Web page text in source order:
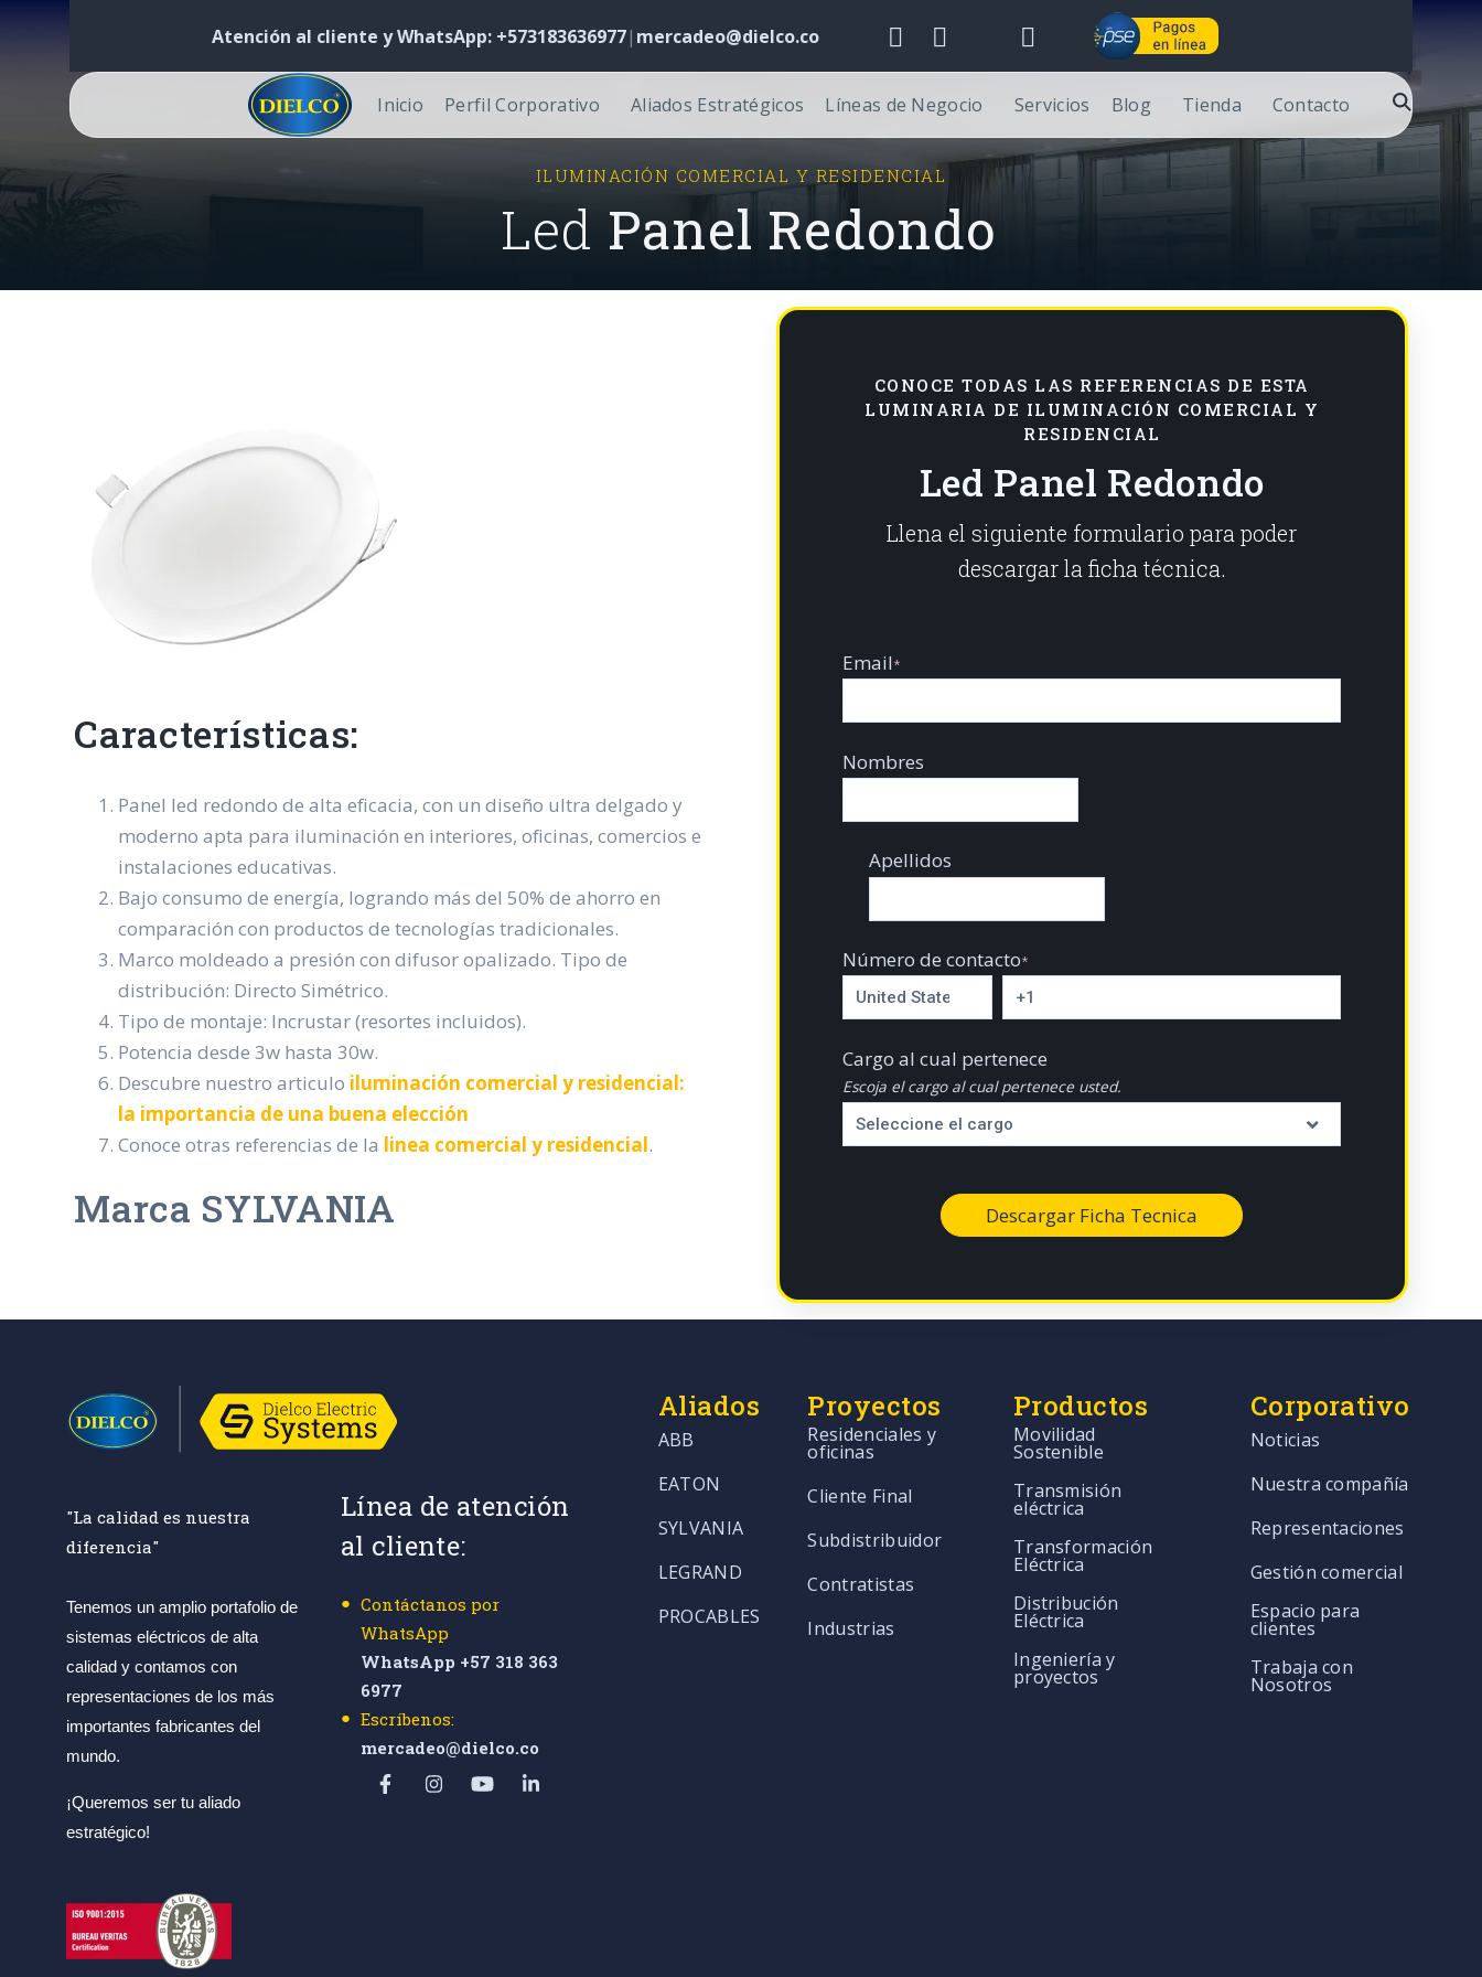
Atención al cliente y WhatsApp: +573183636977| mercadeo@dielco.co
Inicio Perfil Corporativo Aliados Estratégicos Líneas de Negocio Servicios Blog Tienda Contacto
ILUMINACIÓN COMERCIAL Y RESIDENCIAL
Led Panel Redondo
Características:
Panel led redondo de alta eficacia, con un diseño ultra delgado y
moderno apta para iluminación en interiores, oficinas, comercios e
instalaciones educativas.
Bajo consumo de energía, logrando más del 50% de ahorro en
comparación con productos de tecnologías tradicionales.
Marco moldeado a presión con difusor opalizado. Tipo de
distribución: Directo Simétrico.
Tipo de montaje: Incrustar (resortes incluidos).
Potencia desde 3w hasta 30w.
Descubre nuestro articulo iluminación comercial y residencial:
la importancia de una buena elección
Conoce otras referencias de la linea comercial y residencial.
Marca SYLVANIA
CONOCE TODAS LAS REFERENCIAS DE ESTA
LUMINARIA DE ILUMINACIÓN COMERCIAL Y
RESIDENCIAL
Led Panel Redondo
Llena el siguiente formulario para poder
descargar la ficha técnica.
Email*
Nombres
Apellidos
Número de contacto*
Cargo al cual pertenece
Escoja el cargo al cual pertenece usted.
"La calidad es nuestra
diferencia"
Tenemos un amplio portafolio de
sistemas eléctricos de alta
calidad y contamos con
representaciones de los más
importantes fabricantes del
mundo.
¡Queremos ser tu aliado
estratégico!
Línea de atención
al cliente:
Contáctanos por
WhatsApp
WhatsApp +57 318 363
6977
Escríbenos:
mercadeo@dielco.co
Aliados Proyectos
ABB
EATON
SYLVANIA
LEGRAND
PROCABLES
Residenciales y
oficinas
Cliente Final
Subdistribuidor
Contratistas
Industrias
Productos
Movilidad
Sostenible
Transmisión
eléctrica
Transformación
Eléctrica
Distribución
Eléctrica
Ingeniería y
proyectos
Corporativo
Noticias
Nuestra compañía
Representaciones
Gestión comercial
Espacio para
clientes
Trabaja con
Nosotros